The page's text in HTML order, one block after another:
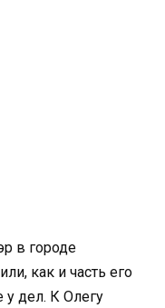
в городе
как и часть его
у дел. К Олегу